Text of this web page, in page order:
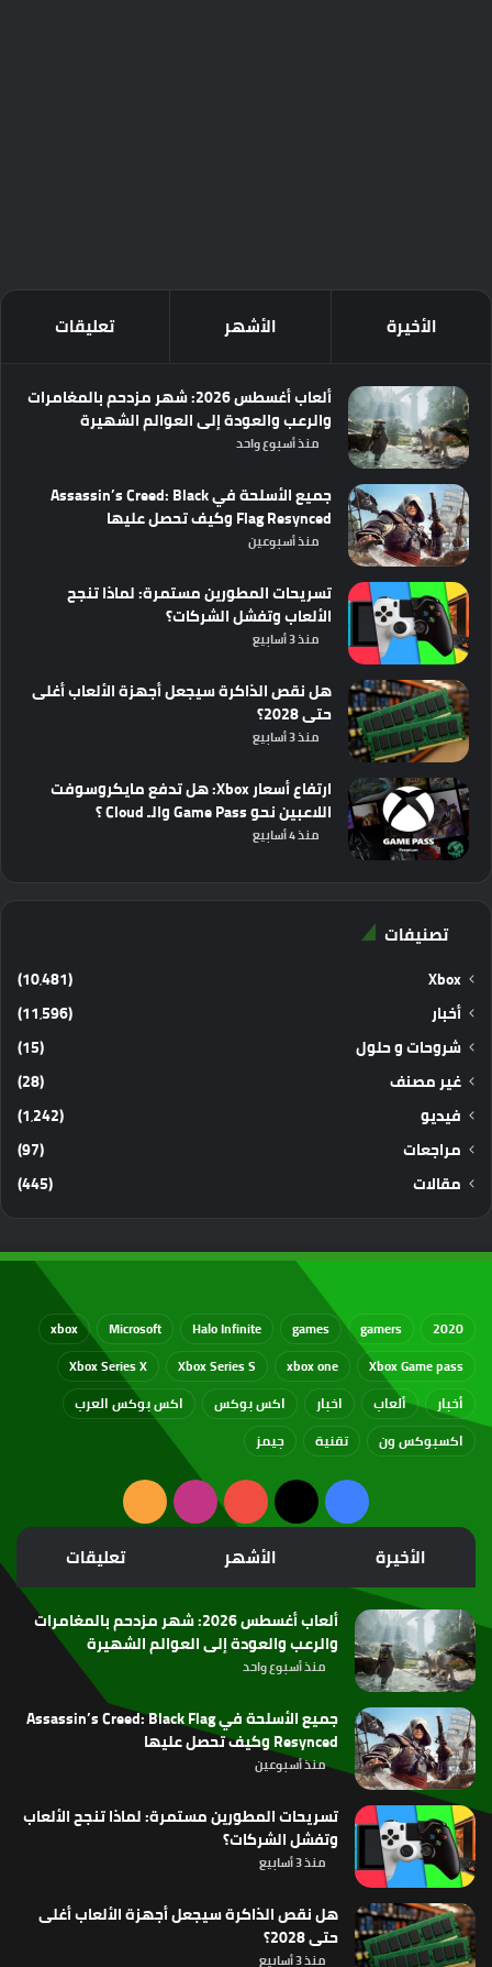
الأخيرة الأشهر تعليقات
ألعاب أغسطس 2026: شهر مزدحم بالمغامرات
والرعب والعودة إلى العوالم الشهيرة
منذ أسبوع واحد
جميع الأسلحة في Assassin’s Creed: Black
Flag Resynced وكيف تحصل عليها
منذ أسبوعين
تسريحات المطورين مستمرة: لماذا تنجح
الألعاب وتفشل الشركات؟
منذ 3 أسابيع
هل نقص الذاكرة سيجعل أجهزة الألعاب أغلى
حتى 2028؟
منذ 3 أسابيع
ارتفاع أسعار Xbox: هل تدفع مايكروسوفت
اللاعبين نحو Game Pass والـ Cloud ؟
منذ 4 أسابيع
تصنيفات
Xbox
(10٬481)
أخبار
(11٬596)
شروحات و حلول
(15)
غير مصنف
(28)
فيديو
(1٬242)
مراجعات
(97)
مقالات
(445)
2020
gamers
games
Halo Infinite
Microsoft
xbox
Xbox Game pass
xbox one
Xbox Series S
Xbox Series X
أخبار
ألعاب اخبار اكس بوكس
اكس بوكس العرب
اكسبوكس ون
تقنية جيمز
فيسبوك
‫X
‫YouTubeانستقرامملخص
الموقع
RSS
الأخيرة الأشهر تعليقات
ألعاب أغسطس 2026: شهر مزدحم بالمغامرات
والرعب والعودة إلى العوالم الشهيرة
منذ أسبوع واحد
جميع الأسلحة في Assassin’s Creed: Black Flag
Resynced وكيف تحصل عليها
منذ أسبوعين
تسريحات المطورين مستمرة: لماذا تنجح الألعاب
وتفشل الشركات؟
منذ 3 أسابيع
هل نقص الذاكرة سيجعل أجهزة الألعاب أغلى
حتى 2028؟
منذ 3 أسابيع